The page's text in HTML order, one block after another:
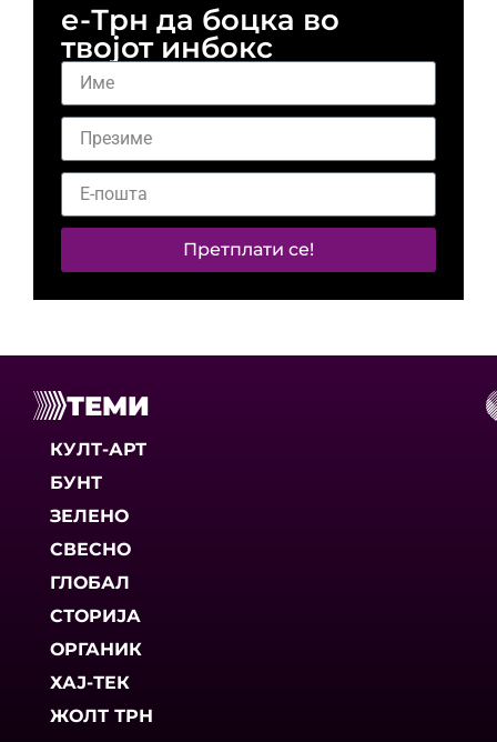
е-Трн да боцка во
твојот инбокс
Претплати се!
ТЕМИ
КУЛТ-АРТ
БУНТ
ЗЕЛЕНО
СВЕСНО
ГЛОБАЛ
СТОРИЈА
ОРГАНИК
ХАЈ-ТЕК
ЖОЛТ ТРН